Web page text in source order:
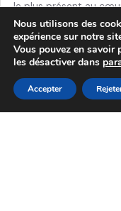
le plus présent au
villes. Elles viennent…
12 DÉC 2023
CONTRIBUTIONS
Nous utilisons des
expérience sur notre
Vous pouvez en savoir
les désactiver dans
Accepter